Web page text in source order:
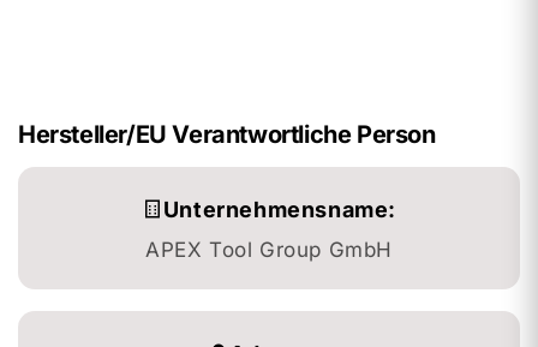
Hersteller/EU Verantwortliche Person
Unternehmensname:
APEX Tool Group GmbH